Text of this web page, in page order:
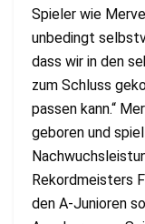
Spieler wie
unbedingt
dass wir in den
zum Schluss
passen kann.“
geboren und
Rekordmeisters
den A-Junioren